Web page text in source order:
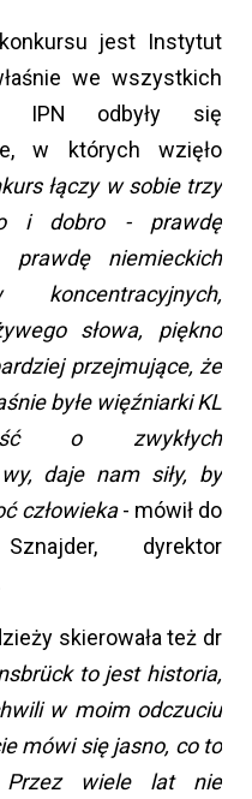
jest Instytut
we wszystkich
IPN odbyły się
w których wzięło
łączy w sobie trzy
i dobro - prawdę
niemieckich
koncentracyjnych,
słowa, piękno
przejmujące, że
byłe więźniarki KL
o zwykłych
daje nam siły, by
człowieka- mówił do
dyrektor
skierowała też dr
to jest historia,
w moim odczuciu
mówi się jasno, co to
Przez wiele lat nie